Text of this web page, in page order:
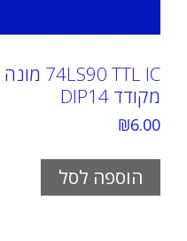
74LS90 TTL IC מונה
מקודד DIP14
₪6.00
הוספה לסל